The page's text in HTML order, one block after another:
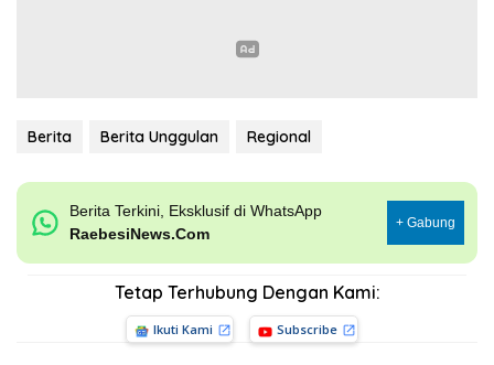
Berita Berita Unggulan Regional
Berita Terkini, Eksklusif di WhatsApp
RaebesiNews.Com
+ Gabung
Tetap Terhubung Dengan Kami:
Ikuti Kami Subscribe